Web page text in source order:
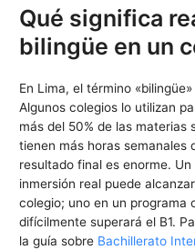
Qué significa
bilingüe en un
En Lima, el término
Algunos colegios lo utilizan
más del 50% de las materias
tienen más horas semanales
resultado final es enorme.
inmersión real puede
colegio; uno en un programa
difícilmente superará el B1.
la guía sobre Bachillerato